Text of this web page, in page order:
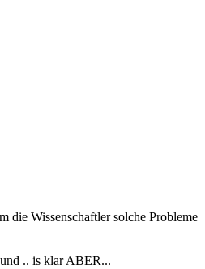
die Wissenschaftler solche Probleme
.. is klar ABER...